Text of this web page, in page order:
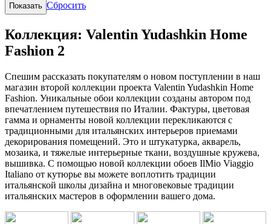
Сбросить
Коллекция: Valentin Yudashkin Home
Fashion 2
Спешим рассказать покупателям о новом поступлении в наш
магазин второй коллекции проекта Valentin Yudashkin Home
Fashion. Уникальные обои коллекции созданы автором под
впечатлением путешествия по Италии. Фактуры, цветовая
гамма и орнаменты новой коллекции перекликаются с
традиционными для итальянских интерьеров приемами
декорирования помещений. Это и штукатурка, акварель,
мозаика, и тяжелые интерьерные ткани, воздушные кружева,
вышивка. С помощью новой коллекции обоев IlMio Viaggio
Italiano от кутюрье вы можете воплотить традиции
итальянской школы дизайна и многовековые традиции
итальянских мастеров в оформлении вашего дома.